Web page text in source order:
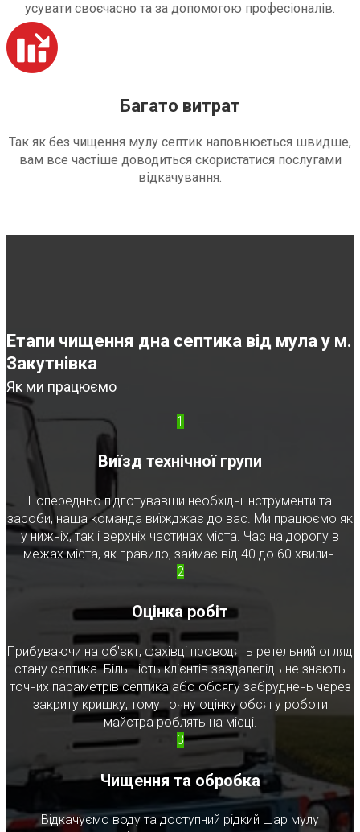
усувати своєчасно та за допомогою професіоналів.
Багато витрат
Так як без чищення мулу септик наповнюється швидше,
вам все частіше доводиться скористатися послугами
відкачування.
Етапи чищення дна септика від мула у м.
Закутнівка
Як ми працюємо
1
Виїзд технічної групи
Попередньо підготувавши необхідні інструменти та
засоби, наша команда виїжджає до вас. Ми працюємо як
у нижніх, так і верхніх частинах міста. Час на дорогу в
межах міста, як правило, займає від 40 до 60 хвилин.
2
Оцінка робіт
Прибуваючи на об'єкт, фахівці проводять ретельний огляд
стану септика. Більшість клієнтів заздалегідь не знають
точних параметрів септика або обсягу забруднень через
закриту кришку, тому точну оцінку обсягу роботи
майстра роблять на місці.
3
Чищення та обробка
Відкачуємо воду та доступний рідкий шар мулу